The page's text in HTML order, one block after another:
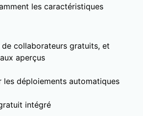
les caractéristiques
collaborateurs gratuits, et
aperçus
les déploiements automatiques
intégré